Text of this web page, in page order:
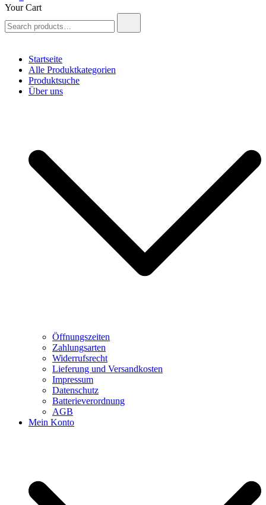
Your Cart
for:
Startseite
Alle Produktkategorien
Produktsuche
Über uns
Öffnungszeiten
Zahlungsarten
Widerrufsrecht
Lieferung und Versandkosten
Impressum
Datenschutz
Batterieverordnung
AGB
Mein Konto